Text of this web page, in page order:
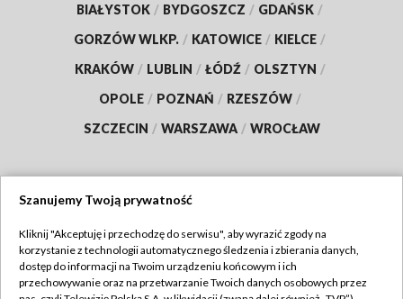
BIAŁYSTOK / BYDGOSZCZ / GDAŃSK /
GORZÓW WLKP. / KATOWICE / KIELCE /
KRAKÓW / LUBLIN / ŁÓDŹ / OLSZTYN /
OPOLE / POZNAŃ / RZESZÓW /
SZCZECIN / WARSZAWA / WROCŁAW
TVP
Abonament TVP
Regulamin TVP
Szanujemy Twoją prywatność
Kliknij "Akceptuję i przechodzę do serwisu", aby wyrazić zgody na
korzystanie z technologii automatycznego śledzenia i zbierania danych,
dostęp do informacji na Twoim urządzeniu końcowym i ich
przechowywanie oraz na przetwarzanie Twoich danych osobowych przez